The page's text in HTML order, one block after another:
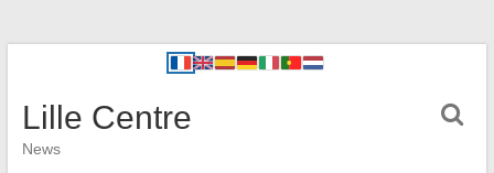
Lille Centre
News